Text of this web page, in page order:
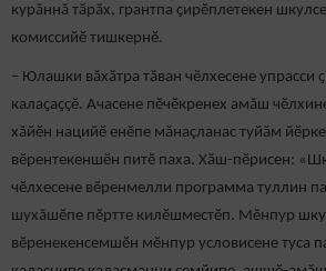
курăннă тӑрӑх, грантпа ҫирӗплетекен
комиссийӗ тишкернӗ.
– Юлашки вӑхӑтра тӑван чӗлхесене упрасси
калаҫаҫҫӗ. Ачасене пӗчӗкренех амăш
хăйӗн нацийӗ енӗпе мăнаçланас туйăм
вӗрентекеншӗн питӗ паха. Хӑш-пӗрисен:
чӗлхесене вӗренмелли программа туллин
шухăшӗпе пӗртте килӗшместӗп. Мӗнпур
вӗренекенсемшӗн мӗнпур условисене туса